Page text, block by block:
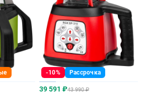
-10% Рассрочка
39 591 ₽43 990 ₽